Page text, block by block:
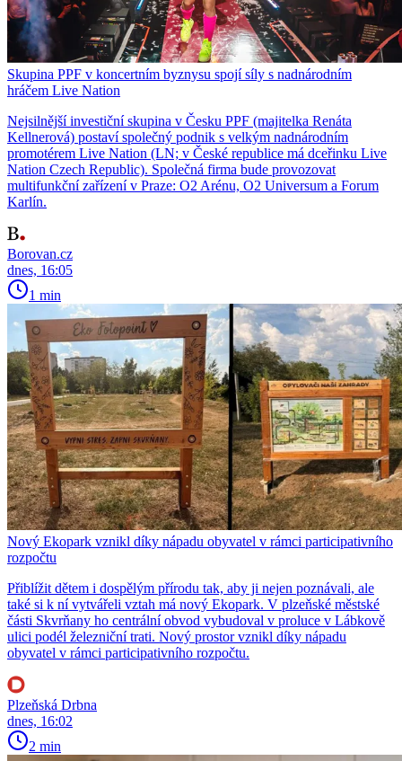
Skupina PPF v koncertním byznysu spojí síly s nadnárodním
hráčem Live Nation
Nejsilnější investiční skupina v Česku PPF (majitelka Renáta
Kellnerová) postaví společný podnik s velkým nadnárodním
promotérem Live Nation (LN; v České republice má dceřinku Live
Nation Czech Republic). Společná firma bude provozovat
multifunkční zařízení v Praze: O2 Arénu, O2 Universum a Forum
Karlín.
Borovan.cz
dnes, 16:05
1 min
Nový Ekopark vznikl díky nápadu obyvatel v rámci participativního
rozpočtu
Přiblížit dětem i dospělým přírodu tak, aby ji nejen poznávali, ale
také si k ní vytvářeli vztah má nový Ekopark. V plzeňské městské
části Skvrňany ho centrální obvod vybudoval v proluce v Lábkově
ulici podél železniční trati. Nový prostor vznikl díky nápadu
obyvatel v rámci participativního rozpočtu.
Plzeňská Drbna
dnes, 16:02
2 min